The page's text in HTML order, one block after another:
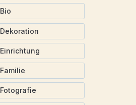
Bio
Dekoration
Einrichtung
Familie
Fotografie